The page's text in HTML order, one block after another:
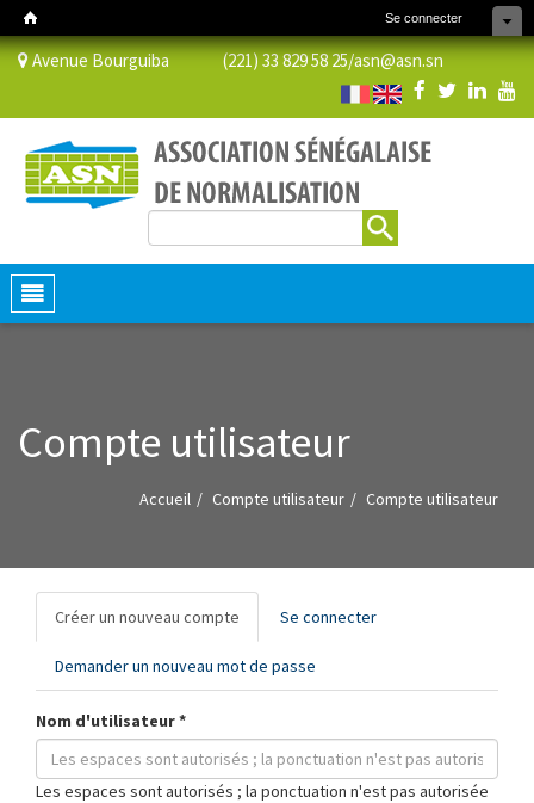
Se connecter
Avenue Bourguiba (221) 33 829 58 25/asn@asn.sn
Formulaire de recherche
Toggle
navigation
Compte utilisateur
Accueil Compte utilisateur Compte utilisateur
Onglets
principaux
Créer un nouveau compte (onglet
actif)
Se connecter
Demander un nouveau mot de passe
Nom d'utilisateur*
Les espaces sont autorisés ; la ponctuation n'est pas autorisée